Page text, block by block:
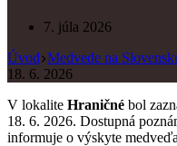
7. júla 2026
Úvod Medvede na
18. 6. 2026
V lokalite Hraničné bol
18. 6. 2026. Dostupná
informuje o výskyte